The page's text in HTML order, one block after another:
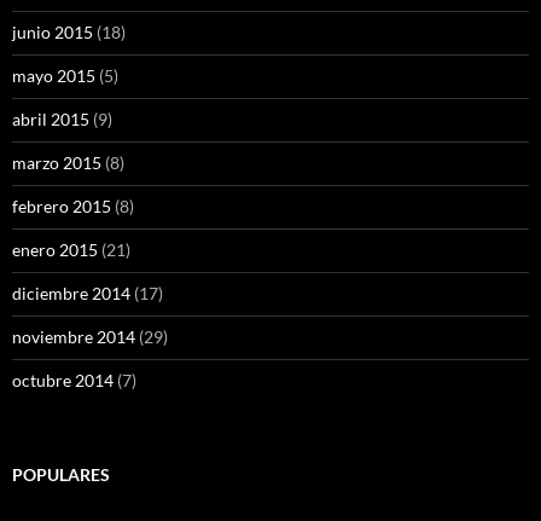
junio 2015 (18)
mayo 2015 (5)
abril 2015 (9)
marzo 2015 (8)
febrero 2015 (8)
enero 2015 (21)
diciembre 2014 (17)
noviembre 2014 (29)
octubre 2014 (7)
POPULARES